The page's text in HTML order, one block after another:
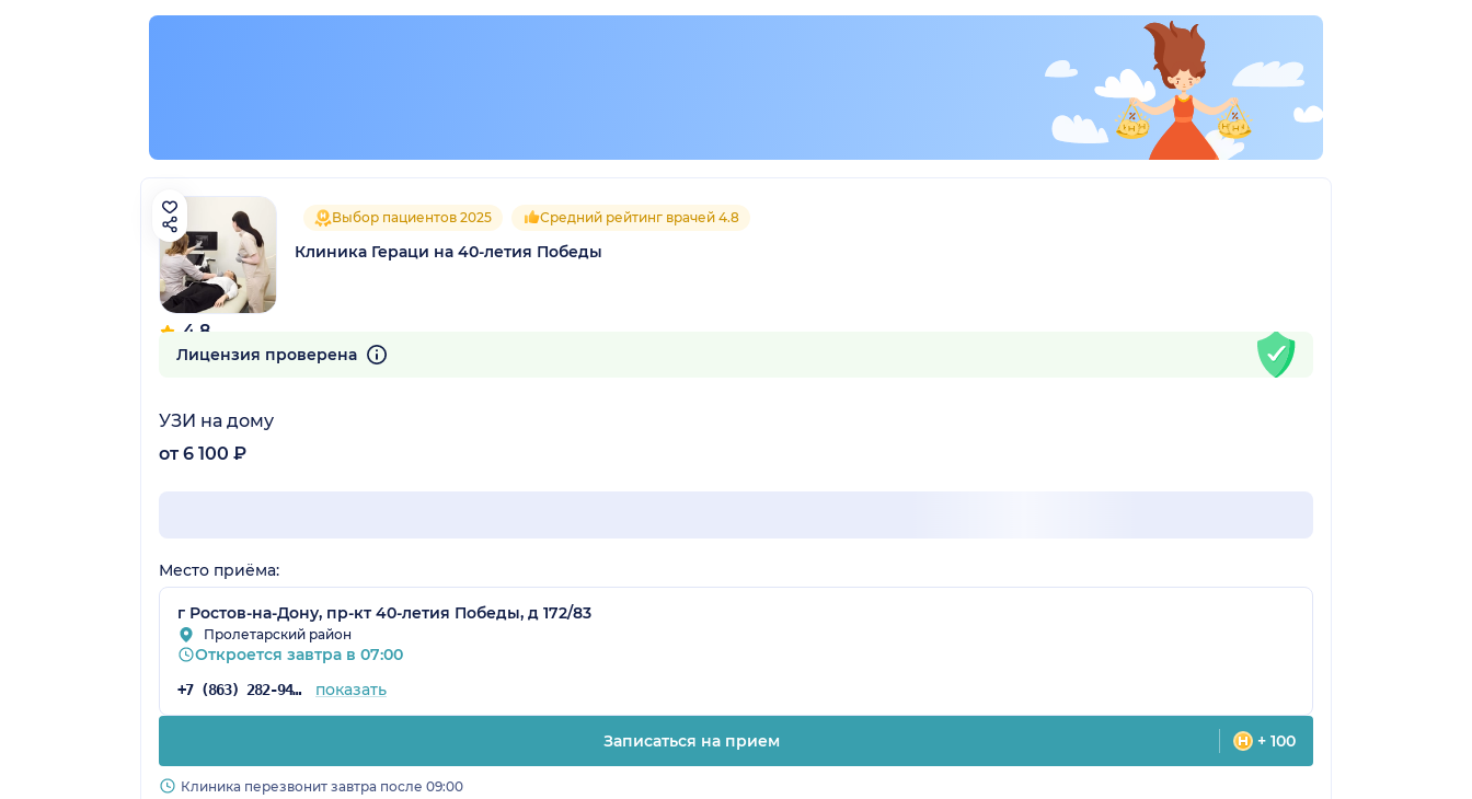
4.8
93 отзыва
Выбор пациентов 2025 Средний рейтинг врачей 4.8
Клиника Гераци на 40-летия Победы
Лицензия проверена
УЗИ на дому
от 6 100 ₽
Место приёма:
г Ростов-на-Дону, пр-кт 40-летия Победы, д 172/83
Пролетарский район
Откроется завтра в 07:00
+7 (863) 282-94-43 показать
Записаться на прием + 100
Клиника перезвонит завтра после 09:00